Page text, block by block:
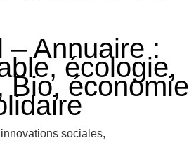
– Annuaire :
écologie,
Bio, économie
sociales,